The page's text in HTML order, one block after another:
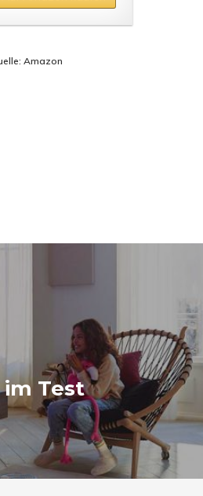
Amazon
im Test